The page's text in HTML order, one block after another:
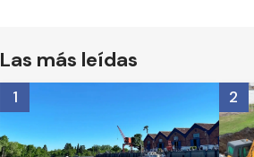
Las más leídas
1 2